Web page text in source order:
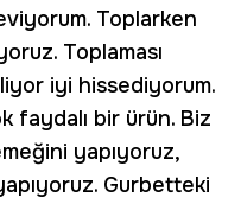
Toplarken
Toplaması
iyi hissediyorum.
faydalı bir ürün. Biz
yapıyoruz,
Gurbetteki